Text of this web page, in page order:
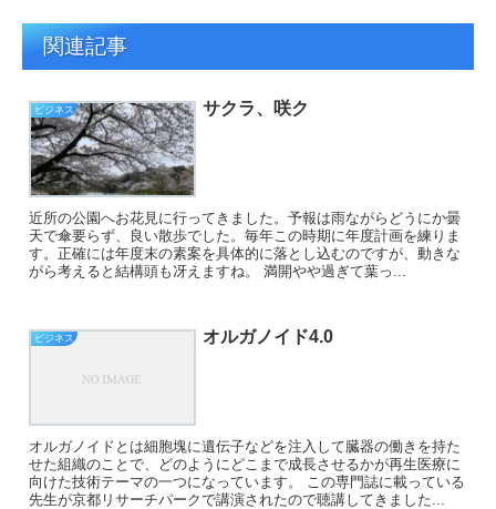
関連記事
ビジネス サクラ、咲ク
近所の公園へお花見に行ってきました。予報は雨ながらどうにか曇
天で傘要らず、良い散歩でした。毎年この時期に年度計画を練りま
す。正確には年度末の素案を具体的に落とし込むのですが、動きな
がら考えると結構頭も冴えますね。 満開やや過ぎて葉っ...
ビジネス オルガノイド4.0
オルガノイドとは細胞塊に遺伝子などを注入して臓器の働きを持た
せた組織のことで、どのようにどこまで成長させるかが再生医療に
向けた技術テーマの一つになっています。 この専門誌に載っている
先生が京都リサーチパークで講演されたので聴講してきました...